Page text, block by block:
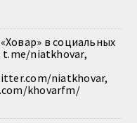
в социальных
t.me/niatkhovar,
niatkhovar,
khovarfm/